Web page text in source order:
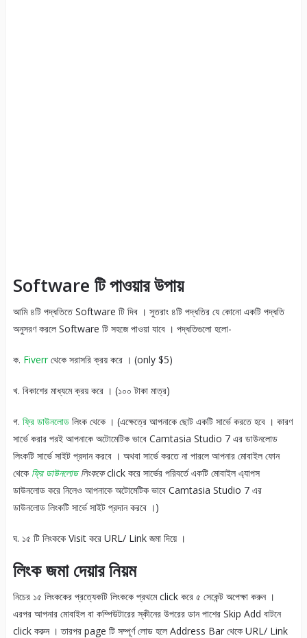
Software টিপাওয়ারউপায়
আমি ৪টি পদ্ধতিতে Software টি দিব । সুতরাং ৪টি পদ্ধতির যে কোনো একটি পদ্ধতি
অনুসরণ করলে Software টি সহজে পাওয়া যাবে । পদ্ধতিগুলো হলো-
ক. Fiverrথেকে সরাসরি ক্রয় করে । (only $5)
খ. বিকাশের মাধ্যমে ক্রয় করে । (১০০ টাকা মাত্র)
গ. ফ্রি ডাউনলোডলিংক থেকে । (এক্ষেত্রে আপনাকে ছোট একটি সার্ভে করতে হবে । কারণ
সার্ভে করার পরই আপনাকে অটোমেটিক ভাবে Camtasia Studio 7 এর ডাউনলোড
লিংকটি সার্ভে সাইট প্রদান করবে । অথবা সার্ভে করতে না পারলে আপনার মোবাইল ফোন
থেকে ফ্রি ডাউনলোড লিংককেclick করে সার্ভের পরিবর্তে একটি মোবাইল এ্যাপস
ডাউনলোড করে নিলেও আপনাকে অটোমেটিক ভাবে Camtasia Studio 7 এর
ডাউনলোড লিংকটি সার্ভে সাইট প্রদান করবে ।)
ঘ. ১৫ টি লিংককে Visit করে URL/ Link জমা দিয়ে ।
লিংকজমা দেয়ারনিয়ম
নিচের ১৫ লিংককের প্রত্যেকটি লিংককে প্রথমে click করে ৫ সেকেন্ট অপেক্ষা করুন ।
এরপর আপনার মোবাইল বা কম্পিউটারের স্কীনের উপরের ডান পাশের Skip Add বাটনে
click করুন । তারপর page টি সম্পূর্ণ লোড হলে Address Bar থেকে URL/ Link